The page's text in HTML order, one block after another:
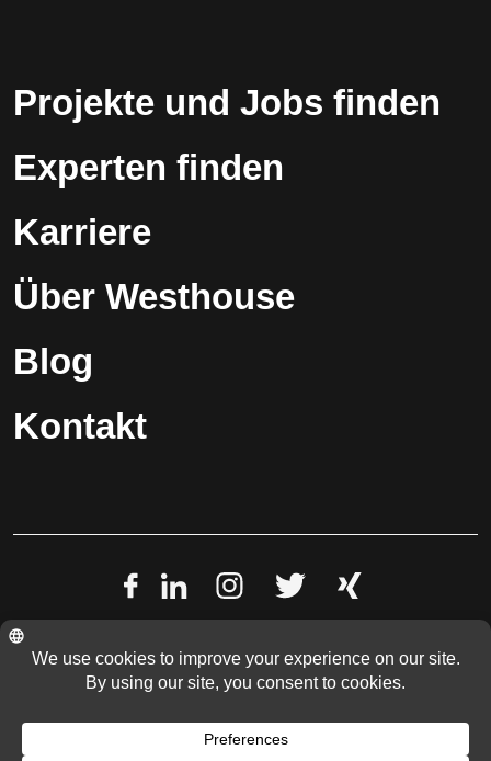
Projekte und Jobs finden
Experten finden
Karriere
Über Westhouse
Blog
Kontakt
© 2022 Westhouse Holding GmbH